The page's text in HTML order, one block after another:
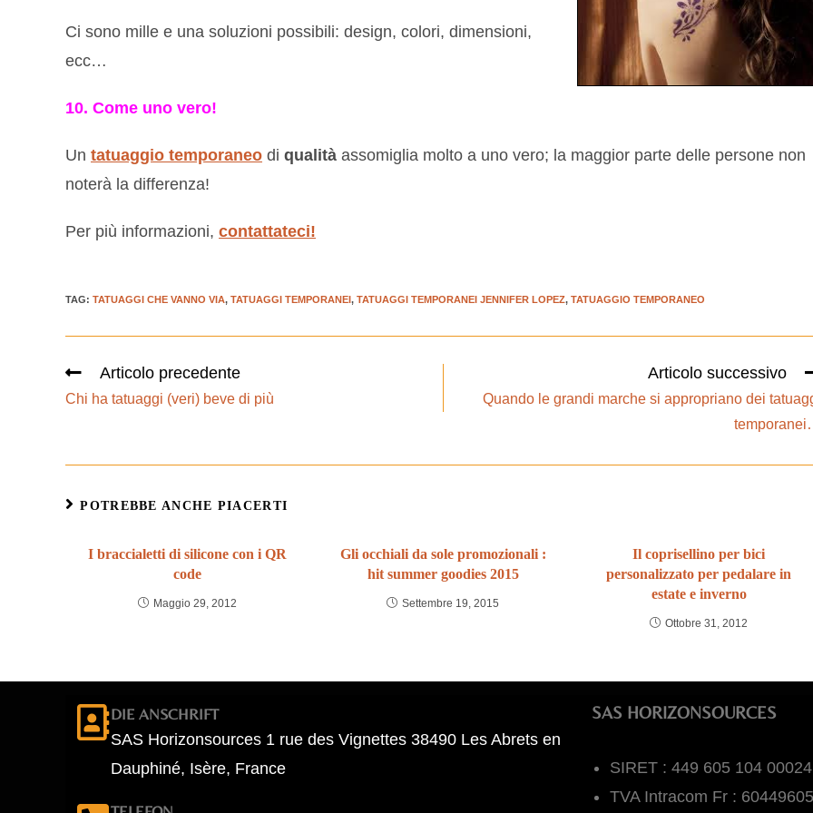
Ci sono mille e una soluzioni possibili: design, colori, dimensioni,
ecc…
10. Come uno vero!
Un tatuaggio temporaneo di qualità assomiglia molto a uno vero; la maggior parte delle persone non
noterà la differenza!
Per più informazioni, contattateci!
TAG: TATUAGGI CHE VANNO VIA, TATUAGGI TEMPORANEI, TATUAGGI TEMPORANEI JENNIFER LOPEZ, TATUAGGIO TEMPORANEO
Articolo precedente
Chi ha tatuaggi (veri) beve di più
Articolo successivo
Quando le grandi marche si appropriano dei
POTREBBE ANCHE PIACERTI
I braccialetti di silicone con i QR
code
Maggio 29, 2012
Gli occhiali da sole promozionali :
hit summer goodies 2015
Settembre 19, 2015
Il coprisellino per bici
personalizzato per pedalare in
estate e inverno
Ottobre 31, 2012
DIE ANSCHRIFT
SAS Horizonsources 1 rue des Vignettes 38490 Les Abrets en
Dauphiné, Isère, France
SAS HORIZONSOURCES
SIRET : 449 605 104 00024
TVA Intracom Fr :